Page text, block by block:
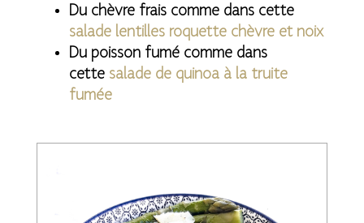
Du chèvre frais comme dans cette
salade lentilles roquette chèvre et noix
Du poisson fumé comme dans
cette salade de quinoa à la truite
fumée